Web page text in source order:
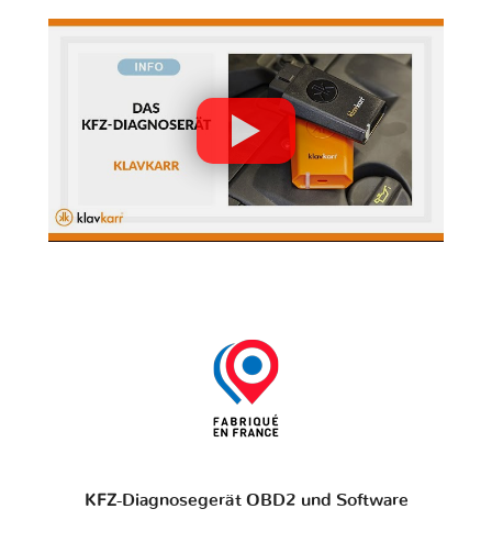
KFZ-Diagnosegerät OBD2 und Software